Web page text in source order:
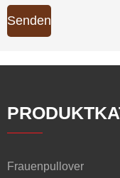
Senden
Frauenpullover